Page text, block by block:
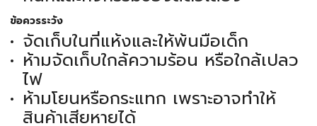
ข้อควรระวัง
จัดเก็บในที่แห้งและให้พ้นมือเด็ก
ห้ามจัดเก็บใกล้ความร้อน หรือใกล้เปลว
ไฟ
ห้ามโยนหรือกระแทก เพราะอาจทำให้
สินค้าเสียหายได้